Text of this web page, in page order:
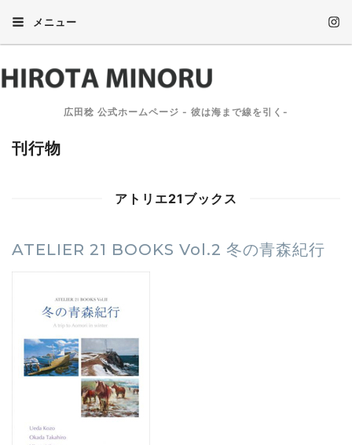
メニュー
広田稔 公式ホームページ - 彼は海まで線を引く-
刊行物
アトリエ21ブックス
ATELIER 21 BOOKS Vol.2 冬の青森紀行